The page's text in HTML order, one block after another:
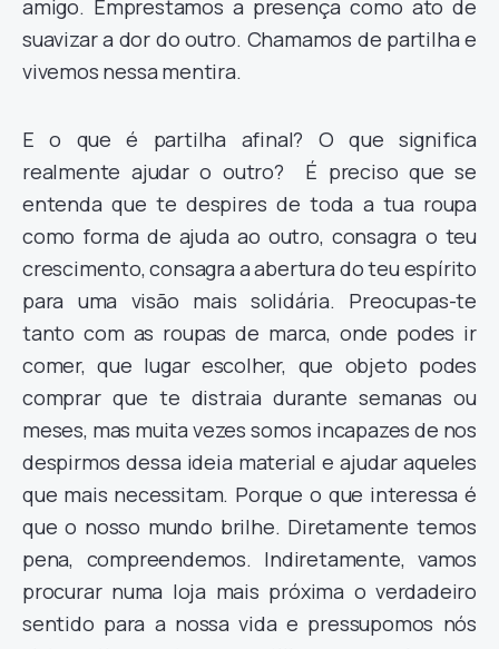
amigo. Emprestamos a presença como ato de
suavizar a dor do outro. Chamamos de partilha e
vivemos nessa mentira.
E o que é partilha afinal? O que significa
realmente ajudar o outro? É preciso que se
entenda que te despires de toda a tua roupa
como forma de ajuda ao outro, consagra o teu
crescimento, consagra a abertura do teu espírito
para uma visão mais solidária. Preocupas-te
tanto com as roupas de marca, onde podes ir
comer, que lugar escolher, que objeto podes
comprar que te distraia durante semanas ou
meses, mas muita vezes somos incapazes de nos
despirmos dessa ideia material e ajudar aqueles
que mais necessitam. Porque o que interessa é
que o nosso mundo brilhe. Diretamente temos
pena, compreendemos. Indiretamente, vamos
procurar numa loja mais próxima o verdadeiro
sentido para a nossa vida e pressupomos nós